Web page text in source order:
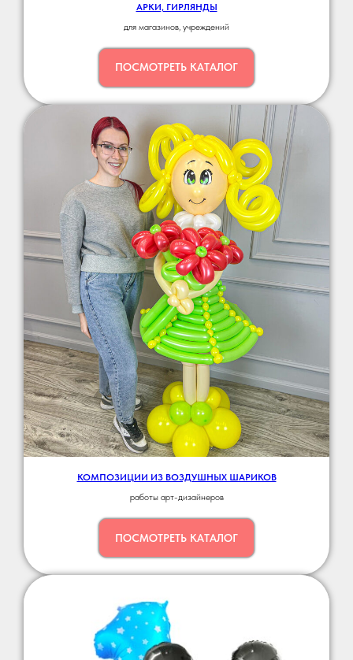
АРКИ, ГИРЛЯНДЫ
для магазинов, учреждений
ПОСМОТРЕТЬ КАТАЛОГ
КОМПОЗИЦИИ ИЗ ВОЗДУШНЫХ ШАРИКОВ
работы арт-дизайнеров
ПОСМОТРЕТЬ КАТАЛОГ